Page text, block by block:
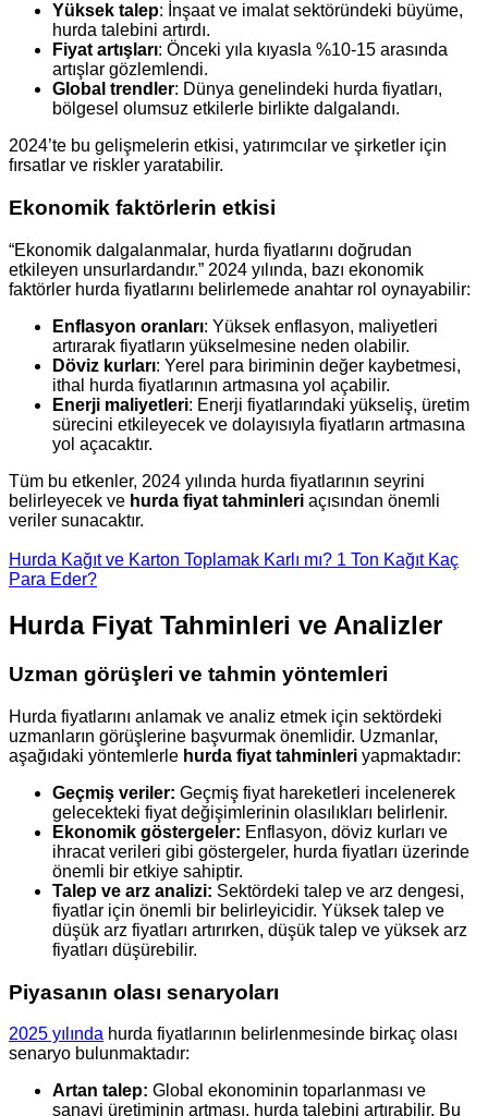
Yüksek talep: İnşaat ve imalat sektöründeki büyüme,
hurda talebini artırdı.
Fiyat artışları: Önceki yıla kıyasla %10-15 arasında
artışlar gözlemlendi.
Global trendler: Dünya genelindeki hurda fiyatları,
bölgesel olumsuz etkilerle birlikte dalgalandı.
2024’te bu gelişmelerin etkisi, yatırımcılar ve şirketler için
fırsatlar ve riskler yaratabilir.
Ekonomik faktörlerin etkisi
“Ekonomik dalgalanmalar, hurda fiyatlarını doğrudan
etkileyen unsurlardandır.” 2024 yılında, bazı ekonomik
faktörler hurda fiyatlarını belirlemede anahtar rol oynayabilir:
Enflasyon oranları: Yüksek enflasyon, maliyetleri
artırarak fiyatların yükselmesine neden olabilir.
Döviz kurları: Yerel para biriminin değer kaybetmesi,
ithal hurda fiyatlarının artmasına yol açabilir.
Enerji maliyetleri: Enerji fiyatlarındaki yükseliş, üretim
sürecini etkileyecek ve dolayısıyla fiyatların artmasına
yol açacaktır.
Tüm bu etkenler, 2024 yılında hurda fiyatlarının seyrini
belirleyecek ve hurda fiyat tahminleri açısından önemli
veriler sunacaktır.
Hurda Kağıt ve Karton Toplamak Karlı mı? 1 Ton Kağıt Kaç
Para Eder?
Hurda Fiyat Tahminleri ve Analizler
Uzman görüşleri ve tahmin yöntemleri
Hurda fiyatlarını anlamak ve analiz etmek için sektördeki
uzmanların görüşlerine başvurmak önemlidir. Uzmanlar,
aşağıdaki yöntemlerle hurda fiyat tahminleri yapmaktadır:
Geçmiş veriler: Geçmiş fiyat hareketleri incelenerek
gelecekteki fiyat değişimlerinin olasılıkları belirlenir.
Ekonomik göstergeler: Enflasyon, döviz kurları ve
ihracat verileri gibi göstergeler, hurda fiyatları üzerinde
önemli bir etkiye sahiptir.
Talep ve arz analizi: Sektördeki talep ve arz dengesi,
fiyatlar için önemli bir belirleyicidir. Yüksek talep ve
düşük arz fiyatları artırırken, düşük talep ve yüksek arz
fiyatları düşürebilir.
Piyasanın olası senaryoları
2025 yılında hurda fiyatlarının belirlenmesinde birkaç olası
senaryo bulunmaktadır:
Artan talep: Global ekonominin toparlanması ve
sanayi üretiminin artması, hurda talebini artırabilir. Bu